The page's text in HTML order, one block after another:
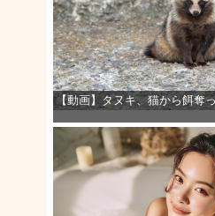
【動画】タヌキ、猫から餌奪